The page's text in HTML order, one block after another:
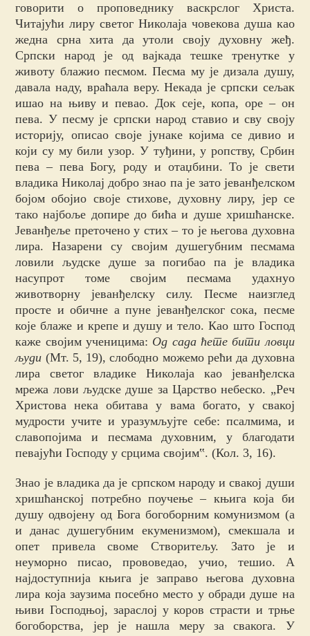
говорити о проповеднику васкрслог Христа.
Читајући лиру светог Николаја човекова душа као
жедна срна хита да утоли своју духовну жеђ.
Српски народ је од вајкада тешке тренутке у
животу блажио песмом. Песма му је дизала душу,
давала наду, враћала веру. Некада је српски сељак
ишао на њиву и певао. Док сеје, копа, оре – он
пева. У песму је српски народ ставио и сву своју
историју, описао своје јунаке којима се дивио и
који су му били узор. У туђини, у ропству, Србин
пева – пева Богу, роду и отаџбини. То је свети
владика Николај добро знао па је зато јеванђелском
бојом обојио своје стихове, духовну лиру, јер се
тако најбоље допире до бића и душе хришћанске.
Јеванђеље преточено у стих – то је његова духовна
лира. Назарени су својим душегубним песмама
ловили људске душе за погибао па је владика
насупрот томе својим песмама удахнуо
животворну јеванђелску силу. Песме наизглед
просте и обичне а пуне јеванђелског сока, песме
које блаже и крепе и душу и тело. Као што Господ
каже својим ученицима: Од сада ћете бити ловци
људи (Мт. 5, 19), слободно можемо рећи да духовна
лира светог владике Николаја као јеванђелска
мрежа лови људске душе за Царство небеско. „Реч
Христова нека обитава у вама богато, у свакој
мудрости учите и уразумљујте себе: псалмима, и
славопојима и песмама духовним, у благодати
певајући Господу у срцима својим‟. (Кол. 3, 16).
Знао је владика да је српском народу и свакој души
хришћанској потребно поучење – књига која би
душу одвојену од Бога богоборним комунизмом (а
и данас душегубним екуменизмом), смекшала и
опет привела своме Створитељу. Зато је и
неуморно писао, прововедао, учио, тешио. А
најдоступнија књига је заправо његова духовна
лира која заузима посебно место у обради душе на
њиви Господњој, зараслој у коров страсти и трње
богоборства, јер је нашла меру за свакога. У